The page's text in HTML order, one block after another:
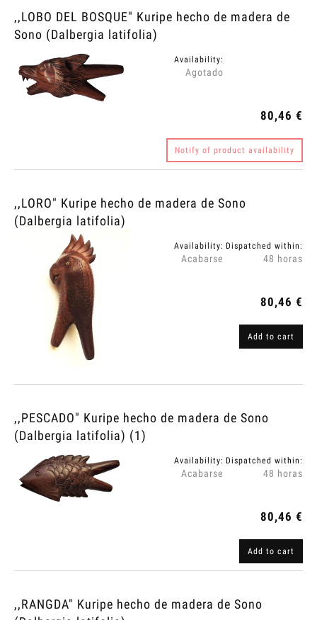
,,LOBO DEL BOSQUE" Kuripe hecho de madera de
Sono (Dalbergia latifolia)
Availability:
Agotado
80,46 €
Notify of product availability
,,LORO" Kuripe hecho de madera de Sono
(Dalbergia latifolia)
Availability:
Acabarse
Dispatched within:
48 horas
80,46 €
Add to cart
,,PESCADO" Kuripe hecho de madera de Sono
(Dalbergia latifolia) (1)
Availability:
Acabarse
Dispatched within:
48 horas
80,46 €
Add to cart
,,RANGDA" Kuripe hecho de madera de Sono